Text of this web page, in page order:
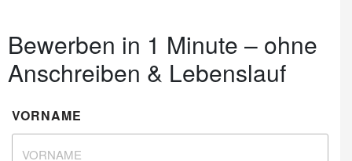
Bewerben in 1 Minute – ohne
Anschreiben & Lebenslauf
VORNAME